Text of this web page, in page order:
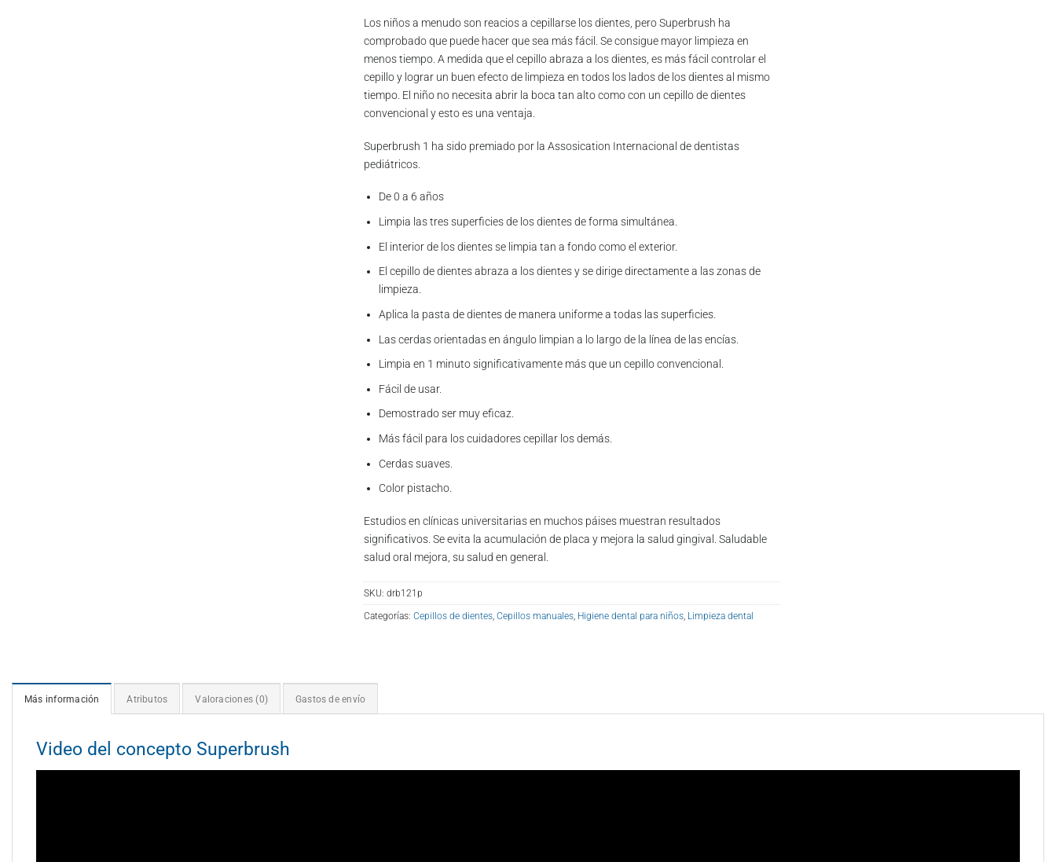
Los niños a menudo son reacios a cepillarse los dientes, pero Superbrush ha
comprobado que puede hacer que sea más fácil. Se consigue mayor limpieza en
menos tiempo. A medida que el cepillo abraza a los dientes, es más fácil controlar el
cepillo y lograr un buen efecto de limpieza en todos los lados de los dientes al mismo
tiempo. El niño no necesita abrir la boca tan alto como con un cepillo de dientes
convencional y esto es una ventaja.
Superbrush 1 ha sido premiado por la Assosication Internacional de dentistas
pediátricos.
De 0 a 6 años
Limpia las tres superficies de los dientes de forma simultánea.
El interior de los dientes se limpia tan a fondo como el exterior.
El cepillo de dientes abraza a los dientes y se dirige directamente a las zonas de
limpieza.
Aplica la pasta de dientes de manera uniforme a todas las superficies.
Las cerdas orientadas en ángulo limpian a lo largo de la línea de las encías.
Limpia en 1 minuto significativamente más que un cepillo convencional.
Fácil de usar.
Demostrado ser muy eficaz.
Más fácil para los cuidadores cepillar los demás.
Cerdas suaves.
Color pistacho.
Estudios en clínicas universitarias en muchos páises muestran resultados
significativos. Se evita la acumulación de placa y mejora la salud gingival. Saludable
salud oral mejora, su salud en general.
SKU: drb121p
Categorías: Cepillos de dientes Cepillos manuales Higiene dental para niños Limpieza dental
Más información Atributos Valoraciones (0) Gastos de envío
Video del concepto Superbrush